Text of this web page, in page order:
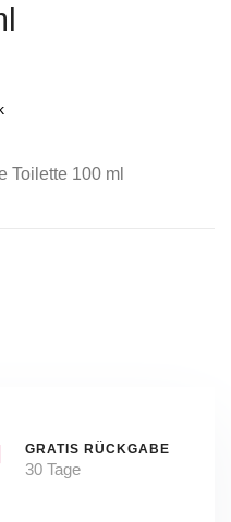
Toilette 100 ml
GRATIS RÜCKGABE
30 Tage